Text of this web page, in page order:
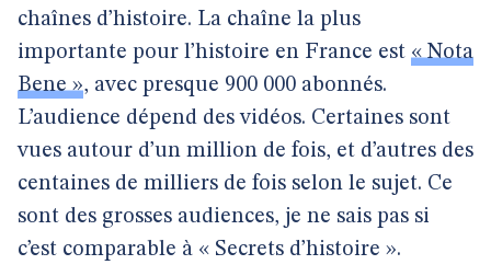
chaînes d’histoire. La chaîne la plus
importante pour l’histoire en France est « Nota
Bene », avec presque 900 000 abonnés.
L’audience dépend des vidéos. Certaines sont
vues autour d’un million de fois, et d’autres des
centaines de milliers de fois selon le sujet. Ce
sont des grosses audiences, je ne sais pas si
c’est comparable à « Secrets d’histoire ».